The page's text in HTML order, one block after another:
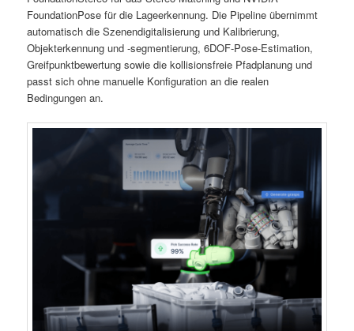
FoundationPose für die Lageerkennung. Die Pipeline übernimmt
automatisch die Szenendigitalisierung und Kalibrierung,
Objekterkennung und -segmentierung, 6DOF-Pose-Estimation,
Greifpunktbewertung sowie die kollisionsfreie Pfadplanung und
passt sich ohne manuelle Konfiguration an die realen
Bedingungen an.